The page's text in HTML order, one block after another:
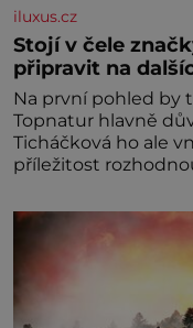
iluxus.cz
Stojí v čele
připravit na
Na první pohled by
Topnatur hlavně
Ticháčková ho ale
příležitost